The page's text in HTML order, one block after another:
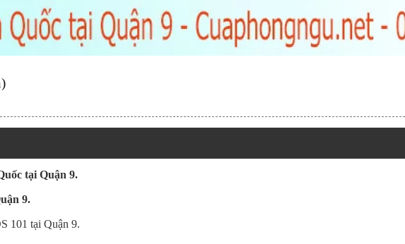
tại Quận 9.
9.
101 tại Quận 9.